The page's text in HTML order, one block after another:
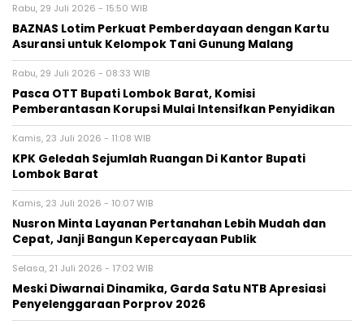
Rabu, 29 Juli 2026 - 15:50 WIB
BAZNAS Lotim Perkuat Pemberdayaan dengan Kartu
Asuransi untuk Kelompok Tani Gunung Malang
Rabu, 29 Juli 2026 - 08:33 WIB
Pasca OTT Bupati Lombok Barat, Komisi
Pemberantasan Korupsi Mulai Intensifkan Penyidikan
Kamis, 23 Juli 2026 - 11:08 WIB
KPK Geledah Sejumlah Ruangan Di Kantor Bupati
Lombok Barat
Kamis, 23 Juli 2026 - 10:07 WIB
Nusron Minta Layanan Pertanahan Lebih Mudah dan
Cepat, Janji Bangun Kepercayaan Publik
Selasa, 21 Juli 2026 - 17:02 WIB
Meski Diwarnai Dinamika, Garda Satu NTB Apresiasi
Penyelenggaraan Porprov 2026 ‎